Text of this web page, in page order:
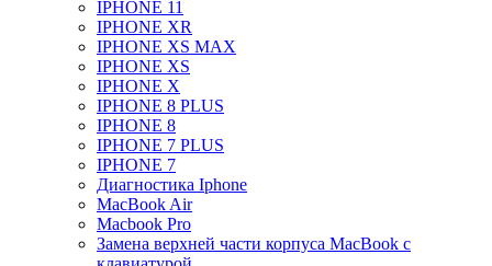
IPHONE 11
IPHONE XR
IPHONE XS MAX
IPHONE XS
IPHONE X
IPHONE 8 PLUS
IPHONE 8
IPHONE 7 PLUS
IPHONE 7
Диагностика Iphone
MacBook Air
Macbook Pro
Замена верхней части корпуса MacBook с